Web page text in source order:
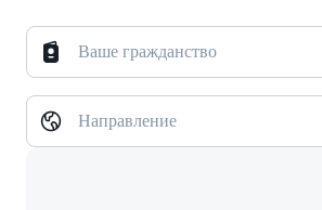
Ваше гражданство
Направление